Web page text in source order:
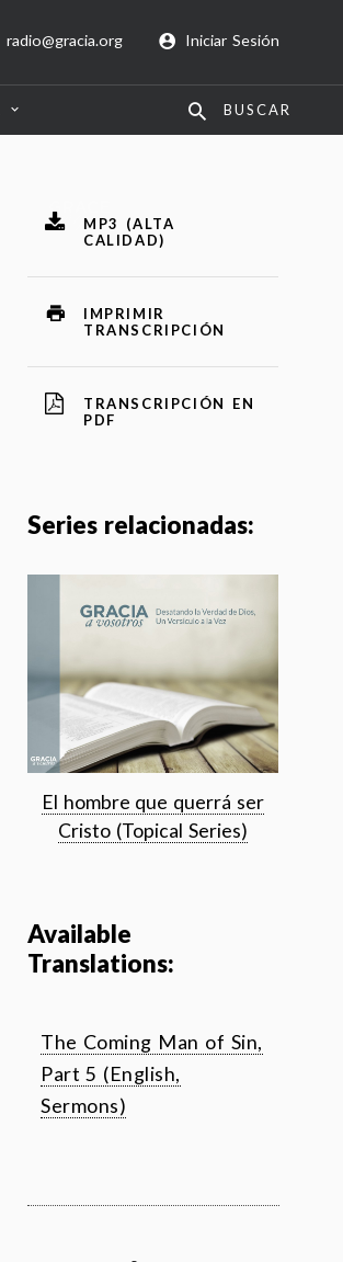
radio@gracia.org Iniciar Sesión
BUSCAR
MP3 (ALTA
CALIDAD)
IMPRIMIR
TRANSCRIPCIÓN
TRANSCRIPCIÓN EN
PDF
Series relacionadas:
El hombre que querrá ser
Cristo (Topical Series)
Available
Translations:
The Coming Man of Sin,
Part 5 (English,
Sermons)